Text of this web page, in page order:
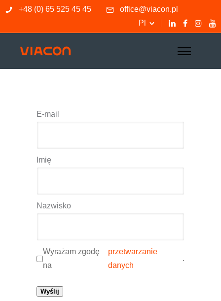
+48 (0) 65 525 45 45
office@viacon.pl
Pl
E-mail
Imię
Nazwisko
Wyrażam zgodę
na
przetwarzanie
danych
.
Wyślij